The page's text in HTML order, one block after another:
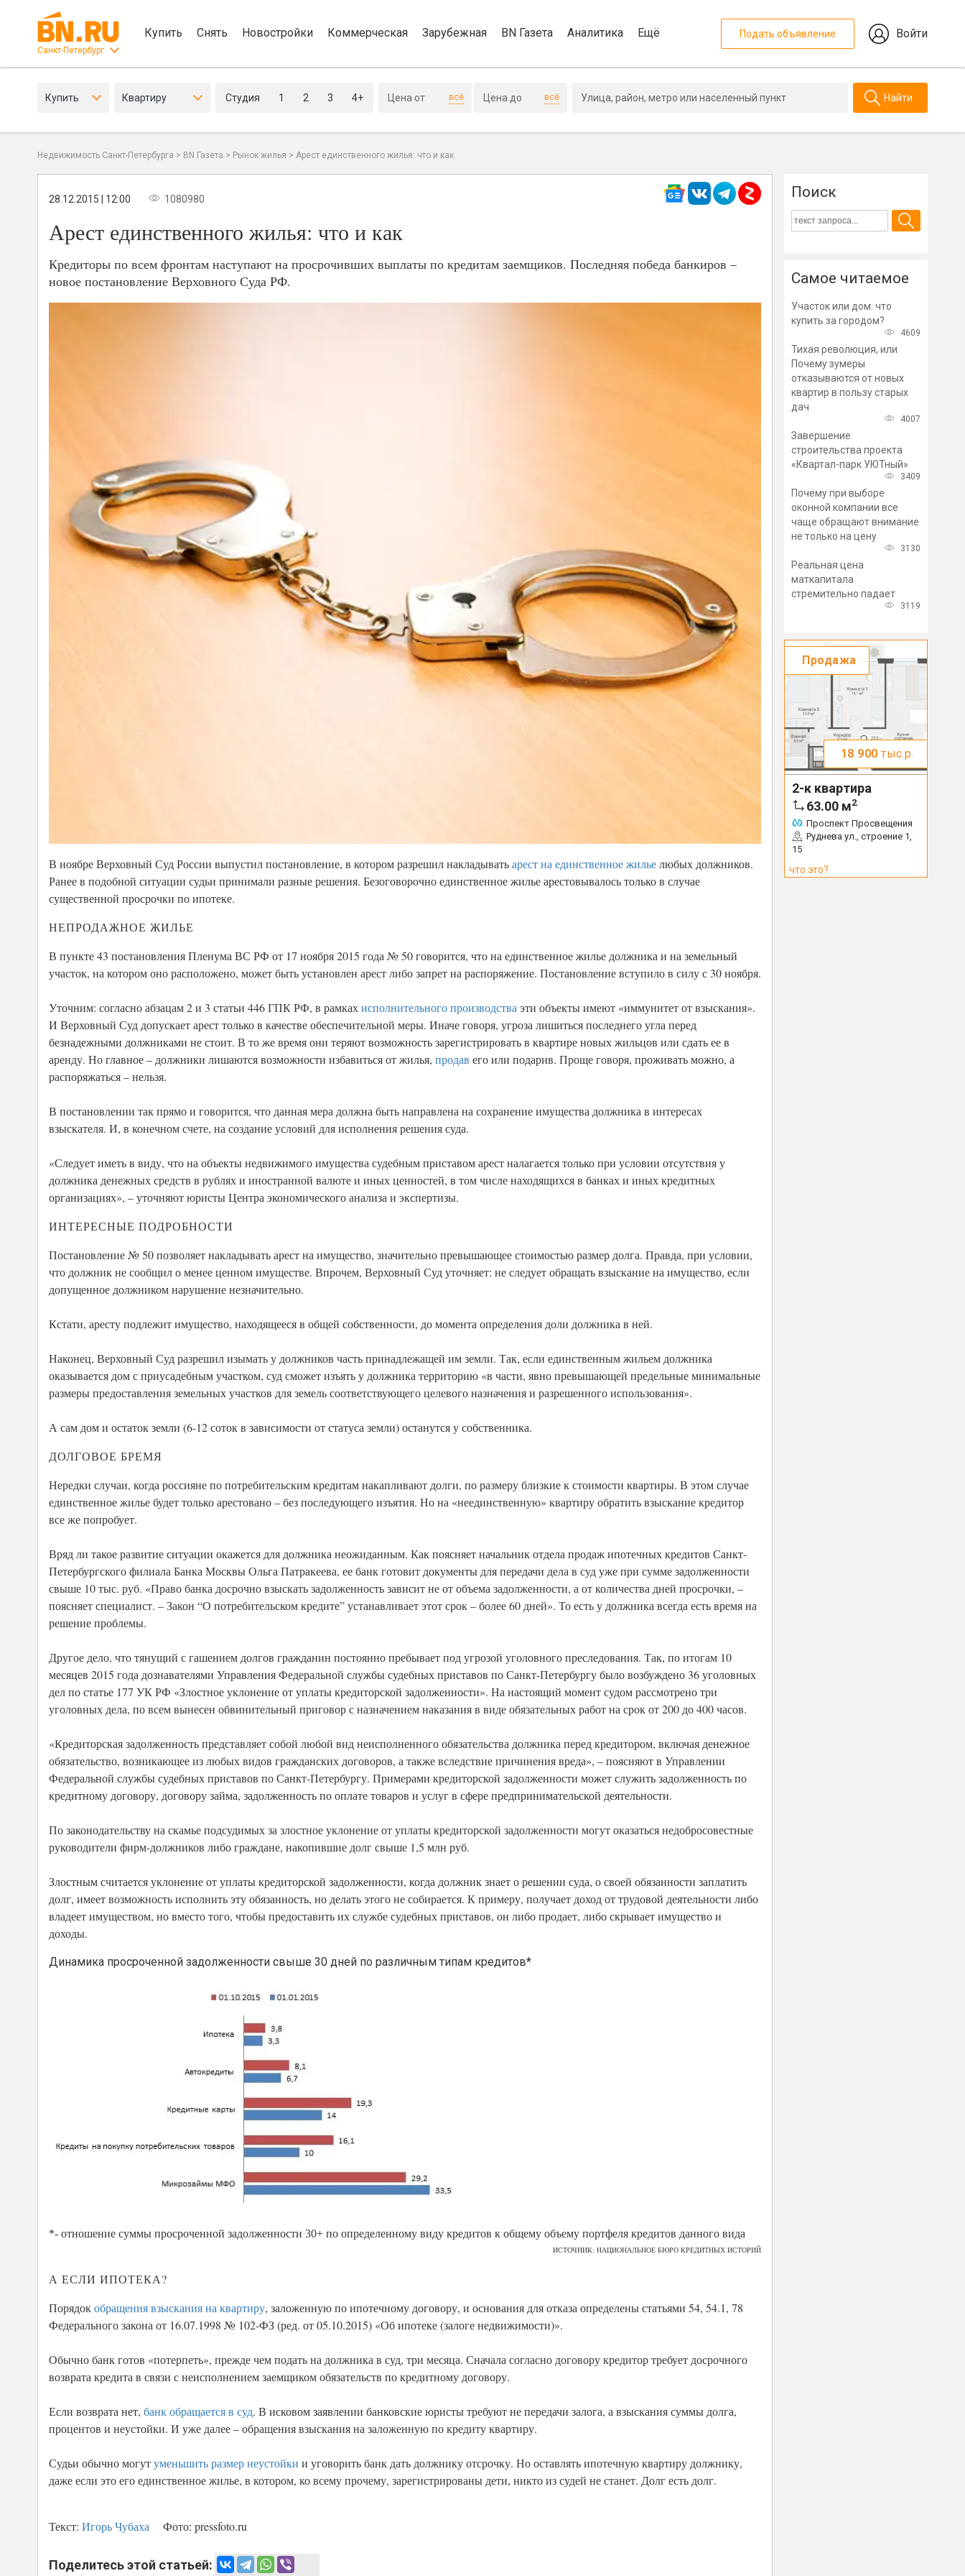
Санкт-Петербург
Купить Снять Новостройки Коммерческая Зарубежная BN Газета Аналитика Ещё Подать объявление Войти
Купить Квартиру Студия 1 2 3 4+ всё всё Найти
Недвижимость Санкт-Петербурга > BN Газета > Рынок жилья > Арест единственного жилья: что и как
28.12.2015 | 12:00 1080980
Арест единственного жилья: что и как
Кредиторы по всем фронтам наступают на просрочивших выплаты по кредитам заемщиков. Последняя победа банкиров –
новое постановление Верховного Суда РФ.
В ноябре Верховный Суд России выпустил постановление, в котором разрешил накладыватьарест на единственное жильелюбых должников.
Ранее в подобной ситуации судьи принимали разные решения. Безоговорочно единственное жилье арестовывалось только в случае
существенной просрочки по ипотеке.
НЕПРОДАЖНОЕ ЖИЛЬЕ
В пункте 43 постановления Пленума ВС РФ от 17 ноября 2015 года № 50 говорится, что на единственное жилье должника и на земельный
участок, на котором оно расположено, может быть установлен арест либо запрет на распоряжение. Постановление вступило в силу с 30 ноября.
Уточним: согласно абзацам 2 и 3 статьи 446 ГПК РФ, в рамкахисполнительного производства эти объекты имеют «иммунитет от взыскания».
И Верховный Суд допускает арест только в качестве обеспечительной меры. Иначе говоря, угроза лишиться последнего угла перед
безнадежными должниками не стоит. В то же время они теряют возможность зарегистрировать в квартире новых жильцов или сдать ее в
аренду. Но главное – должники лишаются возможности избавиться от жилья, продав его или подарив. Проще говоря, проживать можно, а
распоряжаться – нельзя.
В постановлении так прямо и говорится, что данная мера должна быть направлена на сохранение имущества должника в интересах
взыскателя. И, в конечном счете, на создание условий для исполнения решения суда.
«Следует иметь в виду, что на объекты недвижимого имущества судебным приставом арест налагается только при условии отсутствия у
должника денежных средств в рублях и иностранной валюте и иных ценностей, в том числе находящихся в банках и иных кредитных
организациях», – уточняют юристы Центра экономического анализа и экспертизы.
ИНТЕРЕСНЫЕ ПОДРОБНОСТИ
Постановление № 50 позволяет накладывать арест на имущество, значительно превышающее стоимостью размер долга. Правда, при условии,
что должник не сообщил о менее ценном имуществе. Впрочем, Верховный Суд уточняет: не следует обращать взыскание на имущество, если
допущенное должником нарушение незначительно.
Кстати, аресту подлежит имущество, находящееся в общей собственности, до момента определения доли должника в ней.
Наконец, Верховный Суд разрешил изымать у должников часть принадлежащей им земли. Так, если единственным жильем должника
оказывается дом с приусадебным участком, суд сможет изъять у должника территорию «в части, явно превышающей предельные минимальные
размеры предоставления земельных участков для земель соответствующего целевого назначения и разрешенного использования».
А сам дом и остаток земли (6-12 соток в зависимости от статуса земли) останутся у собственника.
ДОЛГОВОЕ БРЕМЯ
Нередки случаи, когда россияне по потребительским кредитам накапливают долги, по размеру близкие к стоимости квартиры. В этом случае
единственное жилье будет только арестовано – без последующего изъятия. Но на «неединственную» квартиру обратить взыскание кредитор
все же попробует.
Вряд ли такое развитие ситуации окажется для должника неожиданным. Как поясняет начальник отдела продаж ипотечных кредитов Санкт-
Петербургского филиала Банка Москвы Ольга Патракеева, ее банк готовит документы для передачи дела в суд уже при сумме задолженности
свыше 10 тыс. руб. «Право банка досрочно взыскать задолженность зависит не от объема задолженности, а от количества дней просрочки, –
поясняет специалист. – Закон “О потребительском кредите” устанавливает этот срок – более 60 дней». То есть у должника всегда есть время на
решение проблемы.
Другое дело, что тянущий с гашением долгов гражданин постоянно пребывает под угрозой уголовного преследования. Так, по итогам 10
месяцев 2015 года дознавателями Управления Федеральной службы судебных приставов по Санкт-Петербургу было возбуждено 36 уголовных
дел по статье 177 УК РФ «Злостное уклонение от уплаты кредиторской задолженности». На настоящий момент судом рассмотрено три
уголовных дела, по всем вынесен обвинительный приговор с назначением наказания в виде обязательных работ на срок от 200 до 400 часов.
«Кредиторская задолженность представляет собой любой вид неисполненного обязательства должника перед кредитором, включая денежное
обязательство, возникающее из любых видов гражданских договоров, а также вследствие причинения вреда», – поясняют в Управлении
Федеральной службы судебных приставов по Санкт-Петербургу. Примерами кредиторской задолженности может служить задолженность по
кредитному договору, договору займа, задолженность по оплате товаров и услуг в сфере предпринимательской деятельности.
По законодательству на скамье подсудимых за злостное уклонение от уплаты кредиторской задолженности могут оказаться недобросовестные
руководители фирм-должников либо граждане, накопившие долг свыше 1,5 млн руб.
Злостным считается уклонение от уплаты кредиторской задолженности, когда должник знает о решении суда, о своей обязанности заплатить
долг, имеет возможность исполнить эту обязанность, но делать этого не собирается. К примеру, получает доход от трудовой деятельности либо
владеет имуществом, но вместо того, чтобы предоставить их службе судебных приставов, он либо продает, либо скрывает имущество и
доходы.
Динамика просроченной задолженности свыше 30 дней по различным типам кредитов*
*- отношение суммы просроченной задолженности 30+ по определенному виду кредитов к общему объему портфеля кредитов данного вида
ИСТОЧНИК: НАЦИОНАЛЬНОЕ БЮРО КРЕДИТНЫХ ИСТОРИЙ
А ЕСЛИ ИПОТЕКА?
Порядокобращения взыскания на квартиру, заложенную по ипотечному договору, и основания для отказа определены статьями 54, 54.1, 78
Федерального закона от 16.07.1998 № 102-ФЗ (ред. от 05.10.2015) «Об ипотеке (залоге недвижимости)».
Обычно банк готов «потерпеть», прежде чем подать на должника в суд, три месяца. Сначала согласно договору кредитор требует досрочного
возврата кредита в связи с неисполнением заемщиком обязательств по кредитному договору.
Если возврата нет, банк обращается в суд. В исковом заявлении банковские юристы требуют не передачи залога, а взыскания суммы долга,
процентов и неустойки. И уже далее – обращения взыскания на заложенную по кредиту квартиру.
Судьи обычно могутуменьшить размер неустойки и уговорить банк дать должнику отсрочку. Но оставлять ипотечную квартиру должнику,
даже если это его единственное жилье, в котором, ко всему прочему, зарегистрированы дети, никто из судей не станет. Долг есть долг.
Текст: Игорь Чубаха Фото: pressfoto.ru
Поделитесь этой статьей:
Поиск
Самое читаемое
Участок или дом: что
купить за городом?
4609
Тихая революция, или
Почему зумеры
отказываются от новых
квартир в пользу старых
дач
4007
Завершение
строительства проекта
«Квартал-парк УЮТный»
3409
Почему при выборе
оконной компании все
чаще обращают внимание
не только на цену
3130
Реальная цена
маткапитала
стремительно падает
3119
Продажа
18 900 тыс.р.
2-к квартира
63.00 м2
Проспект Просвещения
Руднева ул., строение 1,
15
что это?